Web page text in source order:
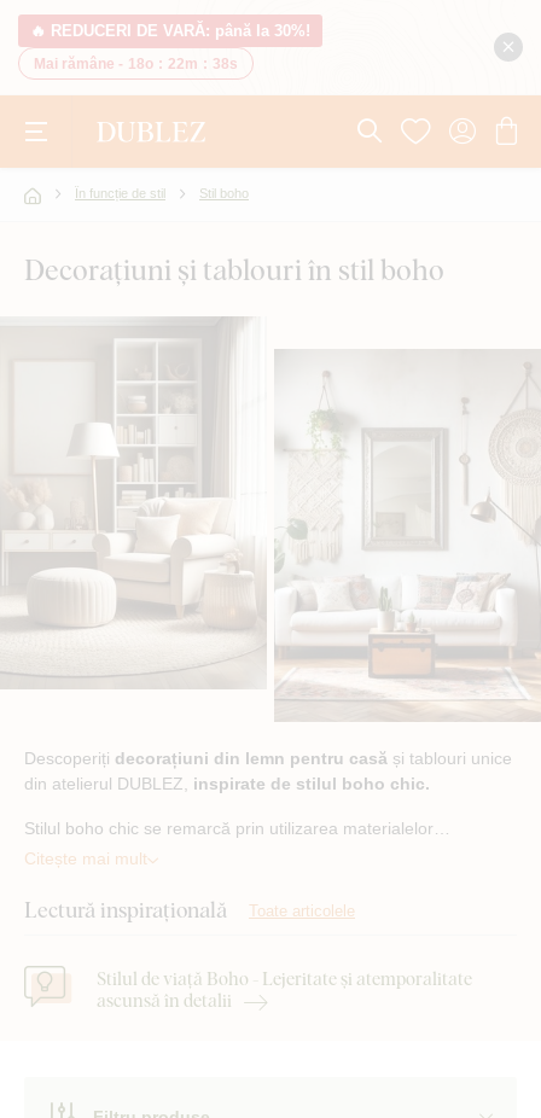
🔥 REDUCERI DE VARĂ: până la 30%!
Mai rămâne - 18o : 22m : 38s
În funcție de stil Stil boho
Decorațiuni și tablouri în stil boho
Descoperiți decorațiuni din lemn pentru casă și tablouri unice
din atelierul DUBLEZ, inspirate de stilul boho chic.
Stilul boho chic se remarcă prin utilizarea materialelor…
Citește mai mult
Lectură inspirațională Toate articolele
Stilul de viață Boho - Lejeritate și atemporalitate
ascunsă în detalii